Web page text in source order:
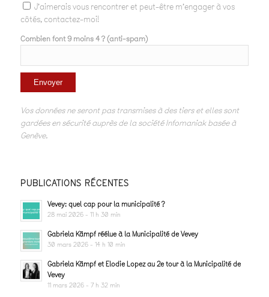
J'aimerais vous rencontrer et peut-être m'engager à vos
côtés, contactez-moi!
Combien font 9 moins 4 ? (anti-spam)
Vos données ne seront pas transmises à des tiers et elles sont
gardées en sécurité auprès de la société Infomaniak basée à
Genève.
PUBLICATIONS RÉCENTES
Vevey: quel cap pour la municipalité ?
28 mai 2026 - 11 h 30 min
Gabriela Kämpf réélue à la Municipalité de Vevey
30 mars 2026 - 14 h 10 min
Gabriela Kämpf et Elodie Lopez au 2e tour à la Municipalité de
Vevey
11 mars 2026 - 7 h 32 min